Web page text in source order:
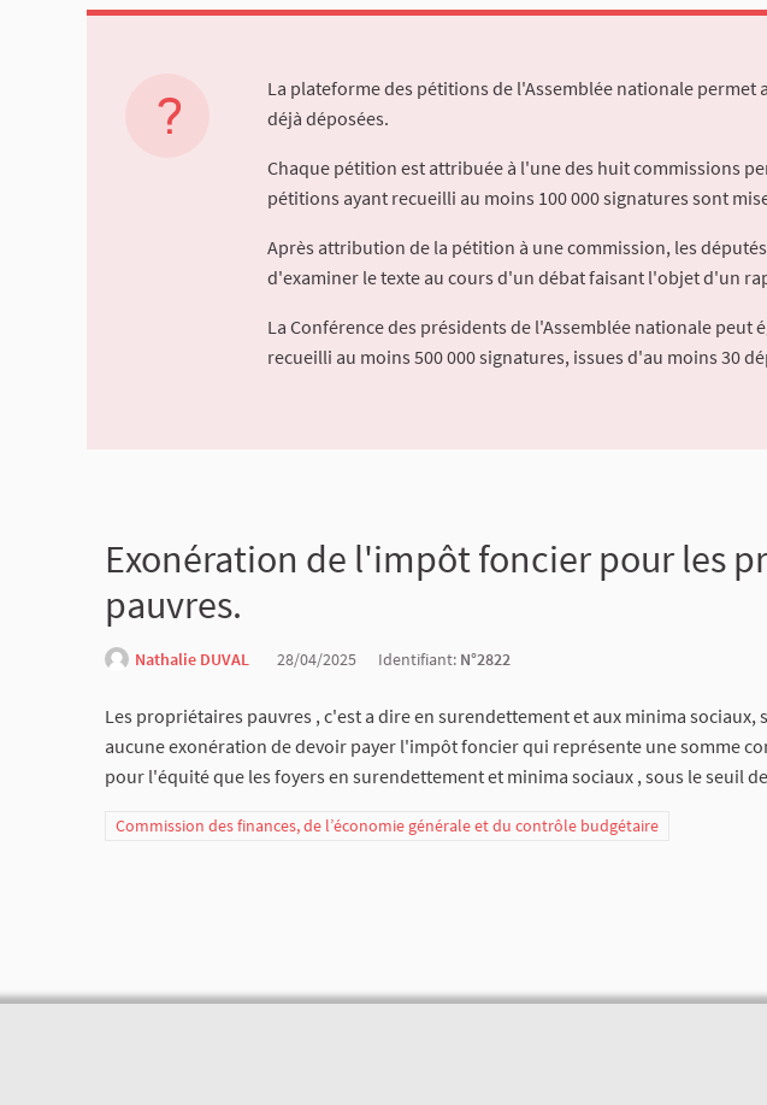
La plateforme des pétitions de l'Assemblée nationale
déjà déposées.
Chaque pétition est attribuée à l'une des huit commissions
pétitions ayant recueilli au moins 100 000 signatures sont
Après attribution de la pétition à une commission, les
d'examiner le texte au cours d'un débat faisant l'objet d'un
La Conférence des présidents de l'Assemblée nationale
recueilli au moins 500 000 signatures, issues d'au moins 30
Exonération de l'impôt foncier pour les
pauvres.
Nathalie DUVAL 28/04/2025 Identifiant: N°2822
Les propriétaires pauvres , c'est a dire en surendettement et aux minima sociaux,
aucune exonération de devoir payer l'impôt foncier qui représente une somme
pour l'équité que les foyers en surendettement et minima sociaux , sous le seuil
Commission des finances, de l’économie générale et du contrôle budgétaire